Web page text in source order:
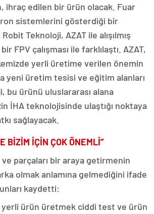
ihraç edilen bir ürün olacak. Fuar
sistemlerini gösterdiği bir
Teknoloji, AZAT ile alışılmış
FPV çalışması ile farklılaştı. AZAT,
yerli üretime verilen önemin
yeni üretim tesisi ve eğitim alanları
bu ürünü uluslararası alana
İHA teknolojisinde ulaştığı noktaya
sağlayacak.
BİZİM İÇİN ÇOK ÖNEMLİ”
ve parçaları bir araya getirmenin
olmak anlamına gelmediğini ifade
kaydetti:
ürün üretmek ciddi test ve ürün